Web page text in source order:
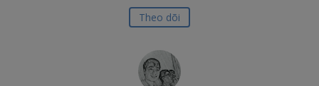
Theo dõi